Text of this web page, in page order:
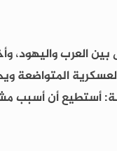
العرب واليهود،
المتواضعة
أن أسبب